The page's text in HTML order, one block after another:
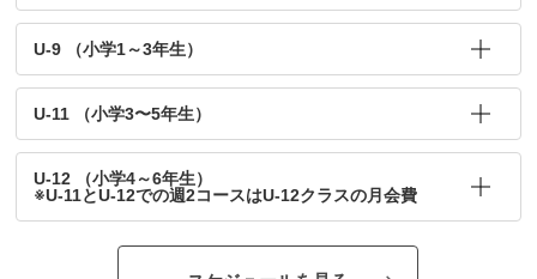
U-9 （小学1～3年生）
U-11 （小学3〜5年生）
U-12 （小学4～6年生）
※U-11とU-12での週2コースはU-12クラスの月会費